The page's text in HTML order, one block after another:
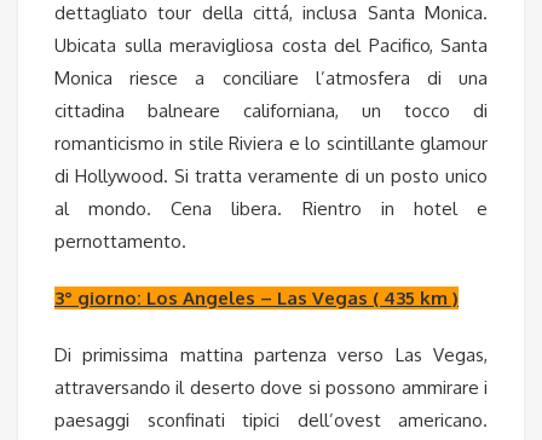
dettagliato tour della cittá, inclusa Santa Monica.
Ubicata sulla meravigliosa costa del Pacifico, Santa
Monica riesce a conciliare l’atmosfera di una
cittadina balneare californiana, un tocco di
romanticismo in stile Riviera e lo scintillante glamour
di Hollywood. Si tratta veramente di un posto unico
al mondo. Cena libera. Rientro in hotel e
pernottamento.
3° giorno: Los Angeles – Las Vegas ( 435 km )
Di primissima mattina partenza verso Las Vegas,
attraversando il deserto dove si possono ammirare i
paesaggi sconfinati tipici dell’ovest americano.